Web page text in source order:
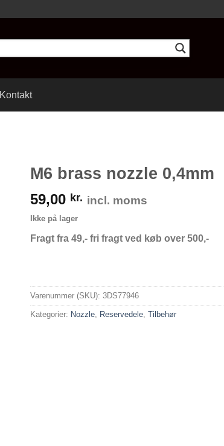
Kontakt
M6 brass nozzle 0,4mm
59,00 kr. incl. moms
Ikke på lager
Fragt fra 49,- fri fragt ved køb over 500,-
Varenummer (SKU): 3DS77946
Kategorier: Nozzle Reservedele Tilbehør